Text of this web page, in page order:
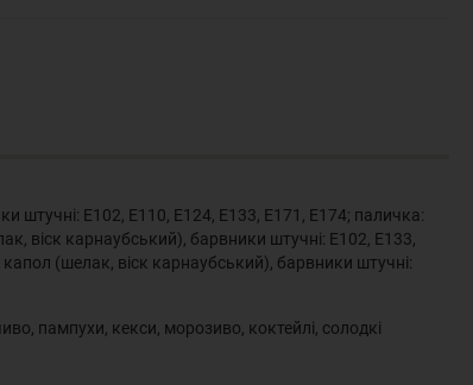
штучні: Е102, Е110, Е124, Е133, Е171, Е174; паличка:
віск карнаубський), барвники штучні: Е102, Е133,
(шелак, віск карнаубський), барвники штучні:
пампухи, кекси, морозиво, коктейлі, солодкі